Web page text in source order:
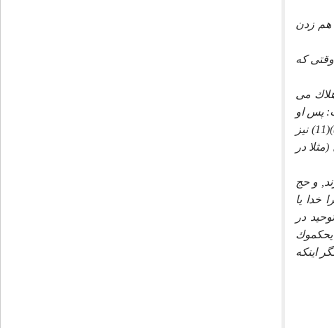
هم زدن
كه
مى
پس او
چه بگويد؟ آن حضرت فرمود: ((چنين بگويد: اگر خداوند با كمك رسانى فلان كس به من منت نمى گذاشت, هلاك مى شدم.))(11) نيز
در
و حج
خدا يا
در
يحكموك
بود, مگر اينكه